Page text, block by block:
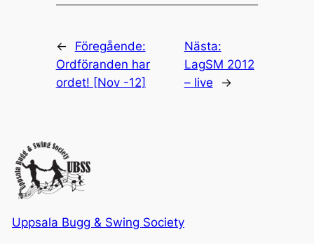
←
Föregående:
Ordföranden har
ordet! [Nov -12]
Nästa:
LagSM 2012
– live
→
Uppsala Bugg & Swing Society